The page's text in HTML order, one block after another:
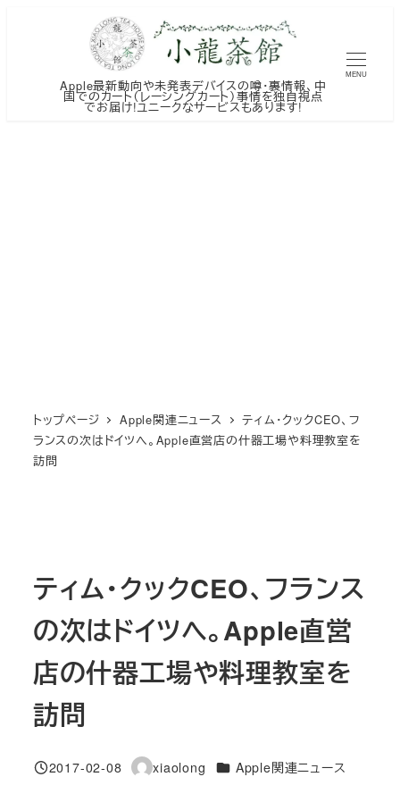
Apple最新動向や未発表デバイスの噂・裏情報、中
国でのカート（レーシングカート）事情を独自視点
でお届け!ユニークなサービスもあります!
MENU
トップページ Apple関連ニュース
ティム・クックCEO、フ
ランスの次はドイツへ。Apple直営店の什器工場や料理教室を
訪問
ティム・クックCEO、フランス
の次はドイツへ。Apple直営
店の什器工場や料理教室を
訪問
投稿日
2017-02-08
著
xiaolong カテゴリー
Apple関連ニュース